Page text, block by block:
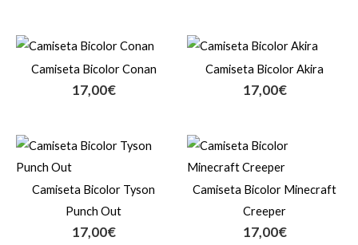
Camiseta Bicolor Conan
17,00€
Camiseta Bicolor Akira
17,00€
Camiseta Bicolor Tyson
Punch Out
17,00€
Camiseta Bicolor Minecraft
Creeper
17,00€